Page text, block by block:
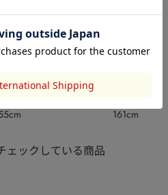
BY MOUSSY
161cm
ェックしている商品